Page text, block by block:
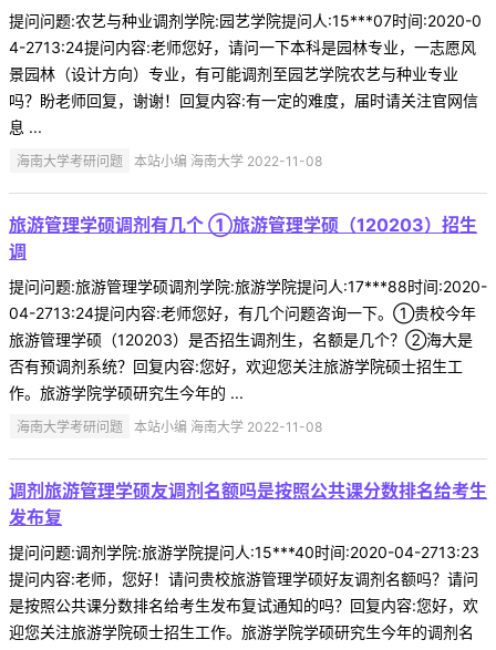
提问问题:农艺与种业调剂学院:园艺学院提问人:15***07时间:2020-0
4-2713:24提问内容:老师您好，请问一下本科是园林专业，一志愿风
景园林（设计方向）专业，有可能调剂至园艺学院农艺与种业专业
吗？盼老师回复，谢谢！回复内容:有一定的难度，届时请关注官网信
息 ...
海南大学考研问题 本站小编 海南大学 2022-11-08
旅游管理学硕调剂有几个 ①旅游管理学硕（120203）招生
调
提问问题:旅游管理学硕调剂学院:旅游学院提问人:17***88时间:2020-
04-2713:24提问内容:老师您好，有几个问题咨询一下。①贵校今年
旅游管理学硕（120203）是否招生调剂生，名额是几个？②海大是
否有预调剂系统？回复内容:您好，欢迎您关注旅游学院硕士招生工
作。旅游学院学硕研究生今年的 ...
海南大学考研问题 本站小编 海南大学 2022-11-08
调剂旅游管理学硕友调剂名额吗是按照公共课分数排名给考生
发布复
提问问题:调剂学院:旅游学院提问人:15***40时间:2020-04-2713:23
提问内容:老师，您好！请问贵校旅游管理学硕好友调剂名额吗？请问
是按照公共课分数排名给考生发布复试通知的吗？回复内容:您好，欢
迎您关注旅游学院硕士招生工作。旅游学院学硕研究生今年的调剂名